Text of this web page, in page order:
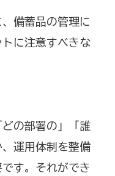
、備蓄品の管理に
に注意すべきな
の部署の」「誰
運用体制を整備
す。それができ